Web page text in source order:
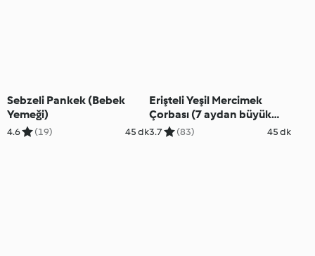
Sebzeli Pankek (Bebek
Yemeği)
4.6 (19) 45 dk
Erişteli Yeşil Mercimek
Çorbası (7 aydan büyük
bebekler için)
3.7 (83) 45 dk